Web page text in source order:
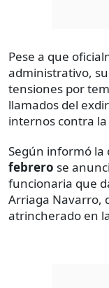
Pese a que
administrativo,
tensiones por
llamados del
internos contra
Según informó la
febrero se
funcionaria que
Arriaga Navarro,
atrincherado en